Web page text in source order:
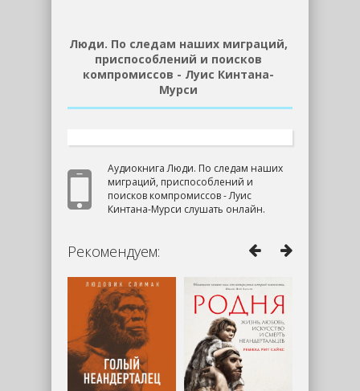
Люди. По следам наших миграций,
приспособлений и поисков
компромиссов - Луис Кинтана-
Мурси
Аудиокнига Люди. По следам наших
миграций, приспособлений и
поисков компромиссов - Луис
Кинтана-Мурси слушать онлайн.
Рекомендуем: